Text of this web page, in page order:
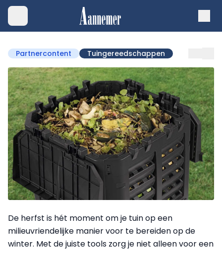
Partnercontent Tuingereedschappen
De herfst is hét moment om je tuin op een
milieuvriendelijke manier voor te bereiden op de
winter. Met de juiste tools zorg je niet alleen voor een